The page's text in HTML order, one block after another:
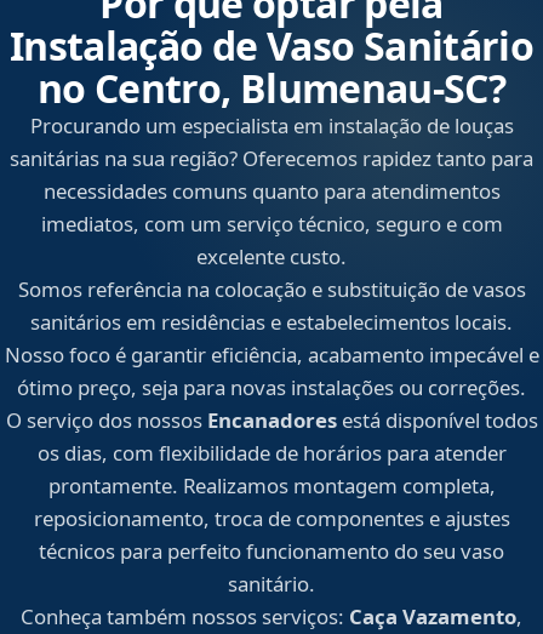
Instalação de Vaso Sanitário
no Centro, Blumenau‑SC?
Procurando um especialista em instalação de louças
sanitárias na sua região? Oferecemos rapidez tanto para
necessidades comuns quanto para atendimentos
imediatos, com um serviço técnico, seguro e com
excelente custo.
Somos referência na colocação e substituição de vasos
sanitários em residências e estabelecimentos locais.
Nosso foco é garantir eficiência, acabamento impecável e
ótimo preço, seja para novas instalações ou correções.
O serviço dos nossos Encanadoresestá disponível todos
os dias, com flexibilidade de horários para atender
prontamente. Realizamos montagem completa,
reposicionamento, troca de componentes e ajustes
técnicos para perfeito funcionamento do seu vaso
sanitário.
Conheça também nossos serviços: Caça Vazamento,